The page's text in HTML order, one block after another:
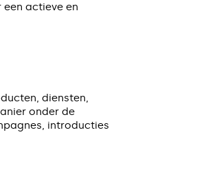
actieve en
diensten,
onder de
introducties